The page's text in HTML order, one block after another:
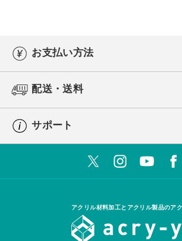
お支払い方法
配送・送料
サポート
アクリル材料加工とアクリル製品のア